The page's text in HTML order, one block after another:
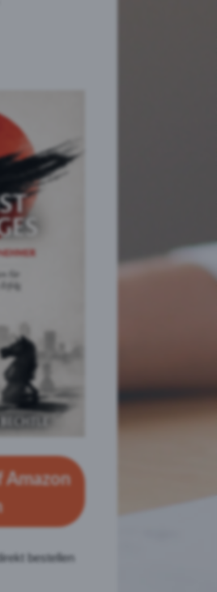
Amazon
bestellen